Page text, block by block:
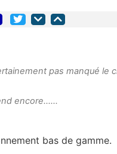
pas manqué le
encore......
bas de gamme.